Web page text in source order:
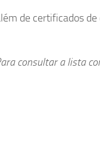
de certificados de
consultar a lista